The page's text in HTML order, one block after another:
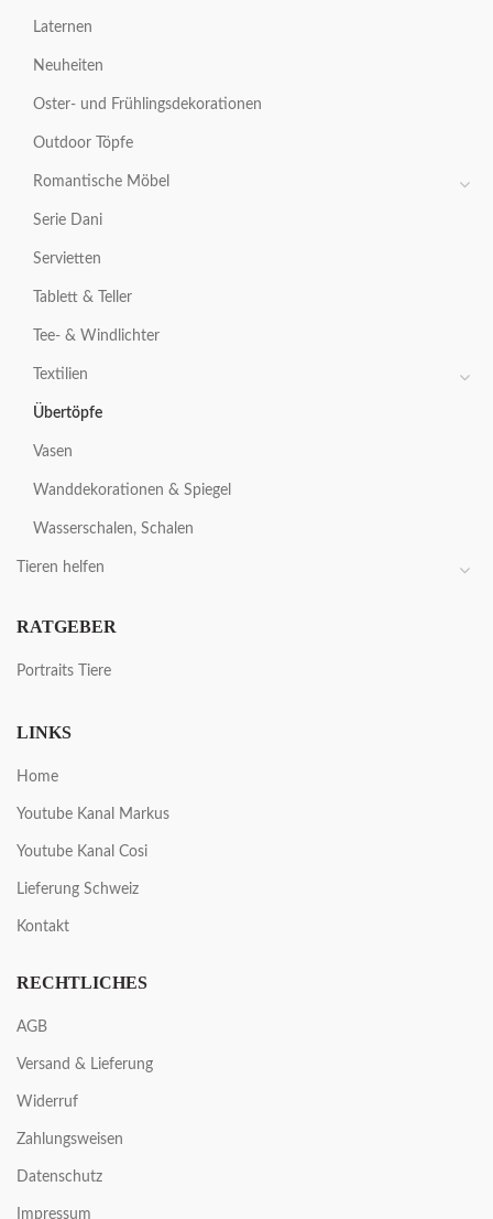
Laternen
Neuheiten
Oster- und Frühlingsdekorationen
Outdoor Töpfe
Romantische Möbel
Serie Dani
Servietten
Tablett & Teller
Tee- & Windlichter
Textilien
Übertöpfe
Vasen
Wanddekorationen & Spiegel
Wasserschalen, Schalen
Tieren helfen
RATGEBER
Portraits Tiere
LINKS
Home
Youtube Kanal Markus
Youtube Kanal Cosi
Lieferung Schweiz
Kontakt
RECHTLICHES
AGB
Versand & Lieferung
Widerruf
Zahlungsweisen
Datenschutz
Impressum